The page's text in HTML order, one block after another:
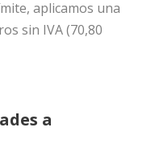
aplicamos una
sin IVA (70,80
a